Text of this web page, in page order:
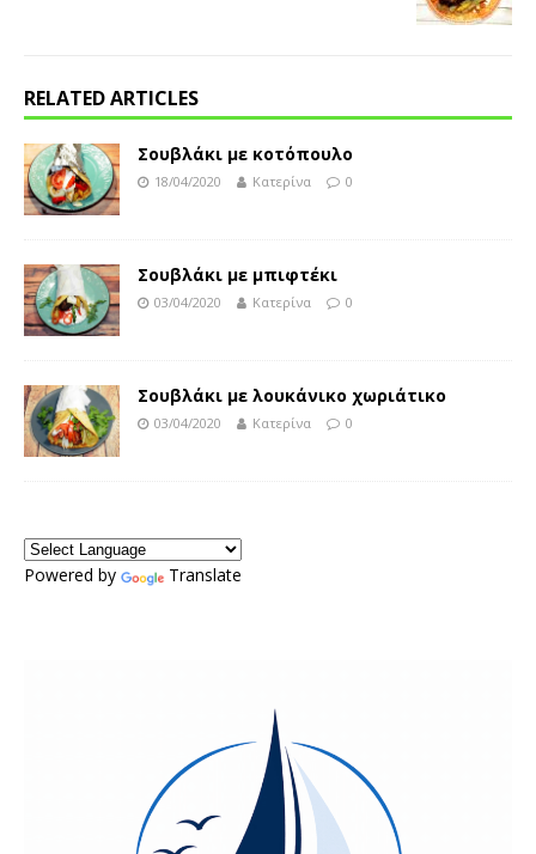
RELATED ARTICLES
Σουβλάκι με κοτόπουλο
18/04/2020 Κατερίνα 0
Σουβλάκι με μπιφτέκι
03/04/2020 Κατερίνα 0
Σουβλάκι με λουκάνικο χωριάτικο
03/04/2020 Κατερίνα 0
Powered by Translate